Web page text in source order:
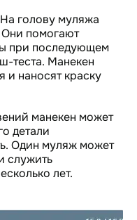
голову муляжа
Они помогают
при последующем
теста. Манекен
и наносят краску
манекен может
детали
Один муляж может
служить
лет.